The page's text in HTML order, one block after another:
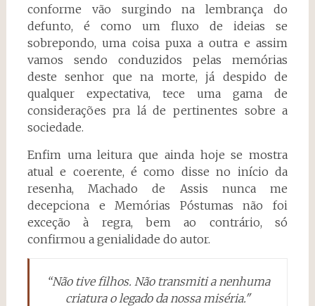
conforme vão surgindo na lembrança do
defunto, é como um fluxo de ideias se
sobrepondo, uma coisa puxa a outra e assim
vamos sendo conduzidos pelas memórias
deste senhor que na morte, já despido de
qualquer expectativa, tece uma gama de
considerações pra lá de pertinentes sobre a
sociedade.
Enfim uma leitura que ainda hoje se mostra
atual e coerente, é como disse no início da
resenha, Machado de Assis nunca me
decepciona e Memórias Póstumas não foi
exceção à regra, bem ao contrário, só
confirmou a genialidade do autor.
“Não tive filhos. Não transmiti a nenhuma
criatura o legado da nossa miséria."